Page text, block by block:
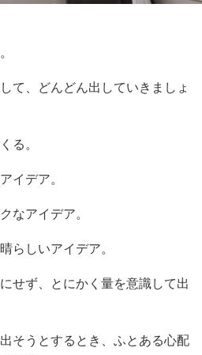
て、どんどん出していきましょ
る。
イデア。
なアイデア。
らしいアイデア。
せず、とにかく量を意識して出
そうとするとき、ふとある心配